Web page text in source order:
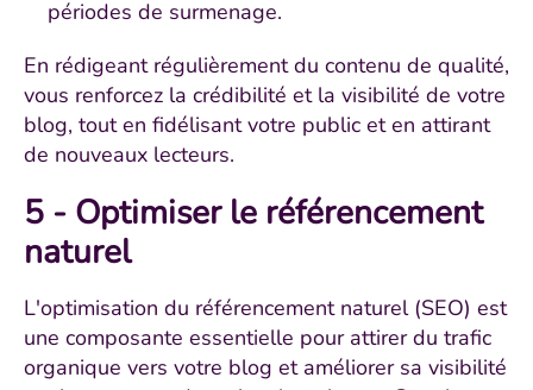
périodes de surmenage.
En rédigeant régulièrement du contenu de qualité,
vous renforcez la crédibilité et la visibilité de votre
blog, tout en fidélisant votre public et en attirant
de nouveaux lecteurs.
5 - Optimiser le référencement
naturel
L'optimisation du référencement naturel (SEO) est
une composante essentielle pour attirer du trafic
organique vers votre blog et améliorer sa visibilité